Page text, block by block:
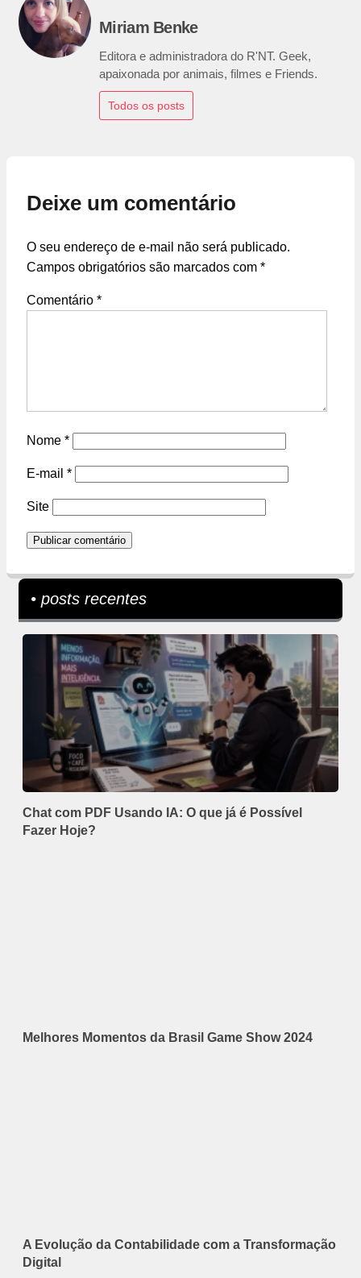
Miriam Benke
Editora e administradora do R'NT. Geek,
apaixonada por animais, filmes e Friends.
Todos os posts
Deixe um comentário
O seu endereço de e-mail não será publicado.
Campos obrigatórios são marcados com *
Comentário *
Nome *
E-mail *
Site
• posts recentes
Chat com PDF Usando IA: O que já é Possível
Fazer Hoje?
Melhores Momentos da Brasil Game Show 2024
A Evolução da Contabilidade com a Transformação
Digital